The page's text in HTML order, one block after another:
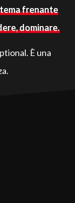
frenante
dominare.
È una